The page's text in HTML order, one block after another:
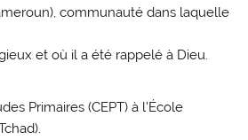
communauté dans laquelle
et où il a été rappelé à Dieu.
Primaires (CEPT) à l’École